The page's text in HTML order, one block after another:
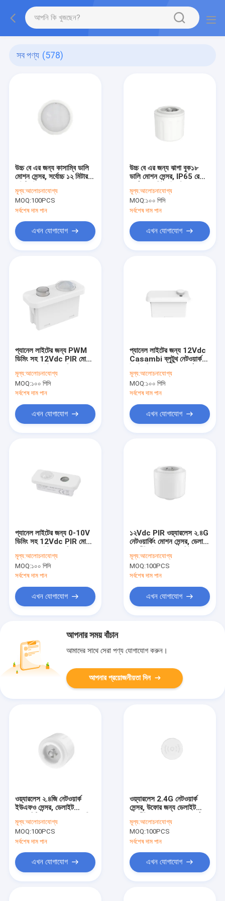
সব পণ্য (578)
উচ্চ বে এর জন্য কাসাম্বি ডালি
মোশন সেন্সর, সর্বোচ্চ ১২ মিটার
জন্য উপযুক্ত
মূল্য:আলোচনাযোগ্য
MOQ:100PCS
সর্বশেষ দাম পান
এখন যোগাযোগ
উচ্চ বে এর জন্য ঝাগা বুক১৮
ডালি মোশন সেন্সর, IP65 রেটিং,
উচ্চতা
মূল্য:আলোচনাযোগ্য
MOQ:১০০ পিসি
সর্বশেষ দাম পান
এখন যোগাযোগ
প্যানেল লাইটের জন্য PWM
ডিমিং সহ 12Vdc PIR মোশন
ফাংশন
মূল্য:আলোচনাযোগ্য
MOQ:১০০ পিসি
সর্বশেষ দাম পান
এখন যোগাযোগ
প্যানেল লাইটের জন্য 12Vdc
Casambi ব্লুটুথ নেটওয়ার্ক
ইনস্টলেশন
মূল্য:আলোচনাযোগ্য
MOQ:১০০ পিসি
সর্বশেষ দাম পান
এখন যোগাযোগ
প্যানেল লাইটের জন্য 0-10V
ডিমিং সহ 12Vdc PIR মোশন
ফাংশন
মূল্য:আলোচনাযোগ্য
MOQ:১০০ পিসি
সর্বশেষ দাম পান
এখন যোগাযোগ
১২Vdc PIR ওয়্যারলেস ২.৪G
নেটওয়ার্কিং মোশন সেন্সর, ডেলাইট
সর্বোচ্চ স্থাপন
মূল্য:আলোচনাযোগ্য
MOQ:100PCS
সর্বশেষ দাম পান
এখন যোগাযোগ
আপনার সময় বাঁচান
আমাদের সাথে সেরা পণ্য যোগাযোগ করুন।
আপনার প্রয়োজনীয়তা দিন
ওয়্যারলেস ২.৪জি নেটওয়ার্ক
ইউএফও সেন্সর, ডেলাইট
ডিমিং আউটপুট
মূল্য:আলোচনাযোগ্য
MOQ:100PCS
সর্বশেষ দাম পান
এখন যোগাযোগ
ওয়্যারলেস 2.4G নেটওয়ার্ক
সেন্সর, উফোর জন্য ডেলাইট
মাউন্ট উচ্চতা
মূল্য:আলোচনাযোগ্য
MOQ:100PCS
সর্বশেষ দাম পান
এখন যোগাযোগ